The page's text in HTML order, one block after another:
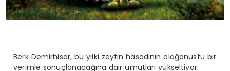
Berk Demirhisar, bu yılki zeytin hasadının olağanüstü bir
verimle sonuçlanacağına dair umutları yükseltiyor.